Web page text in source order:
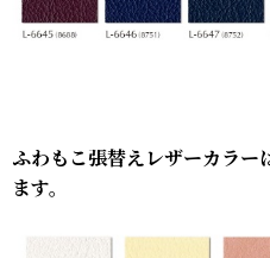
ふわもこ張替えレザーカラー
ます。